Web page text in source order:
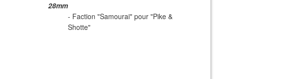
28mm
- Faction "Samourai" pour "Pike &
Shotte"